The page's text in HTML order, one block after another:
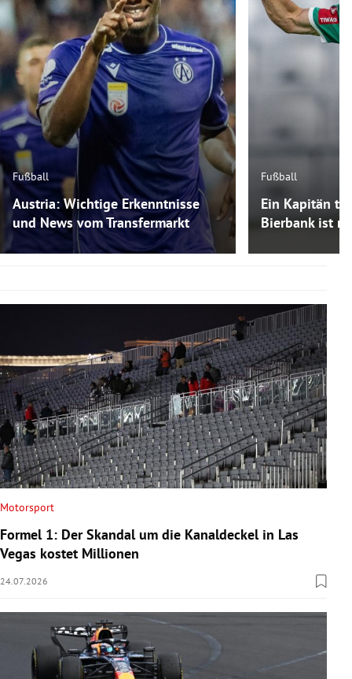
Fußball
Austria: Wichtige Erkenntnisse
und News vom Transfermarkt
Fußball
Ein Kapitän
Bierbank ist
Motorsport
Formel 1: Der Skandal um die Kanaldeckel in Las
Vegas kostet Millionen
24.07.2026